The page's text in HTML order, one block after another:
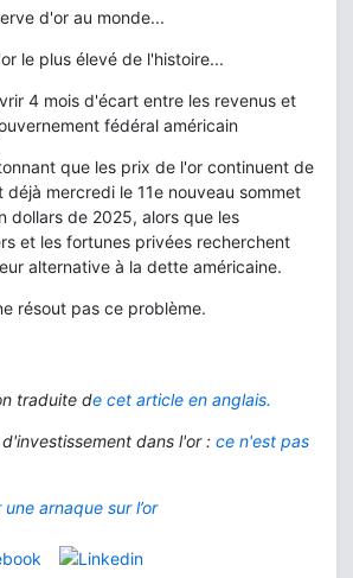
d'or au monde...
le plus élevé de l'histoire...
4 mois d'écart entre les revenus et
fédéral américain
que les prix de l'or continuent de
mercredi le 11e nouveau sommet
dollars de 2025, alors que les
et les fortunes privées recherchent
alternative à la dette américaine.
résout pas ce problème.
traduite de cet article en anglais.
dans l'or : ce n'est pas
arnaque sur l’or